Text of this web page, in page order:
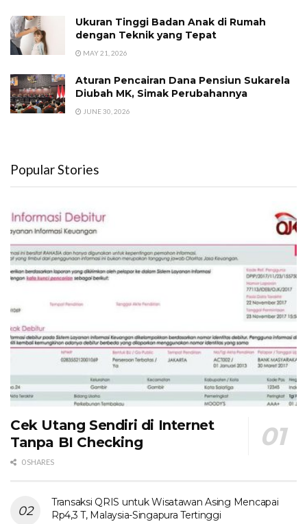
Ukuran Tinggi Badan Anak di Rumah
dengan Teknik yang Tepat
MAY 21, 2026
Aturan Pencairan Dana Pensiun Sukarela
Diubah MK, Simak Perubahannya
JUNE 30, 2026
Popular Stories
Cek Utang Sendiri di Internet
Tanpa BI Checking
0 SHARES
Transaksi QRIS untuk Wisatawan Asing Mencapai
Rp4,3 T, Malaysia-Singapura Tertinggi